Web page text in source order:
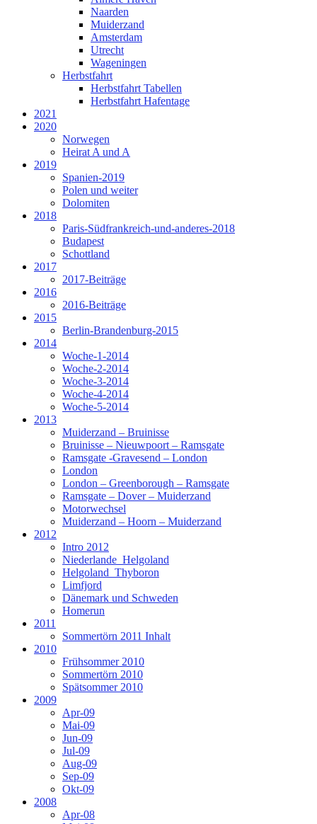
Naarden
Muiderzand
Amsterdam
Utrecht
Wageningen
Herbstfahrt
Herbstfahrt Tabellen
Herbstfahrt Hafentage
2021
2020
Norwegen
Heirat A und A
2019
Spanien-2019
Polen und weiter
Dolomiten
2018
Paris-Südfrankreich-und-anderes-2018
Budapest
Schottland
2017
2017-Beiträge
2016
2016-Beiträge
2015
Berlin-Brandenburg-2015
2014
Woche-1-2014
Woche-2-2014
Woche-3-2014
Woche-4-2014
Woche-5-2014
2013
Muiderzand – Bruinisse
Bruinisse – Nieuwpoort – Ramsgate
Ramsgate -Gravesend – London
London
London – Greenborough – Ramsgate
Ramsgate – Dover – Muiderzand
Motorwechsel
Muiderzand – Hoorn – Muiderzand
2012
Intro 2012
Niederlande_Helgoland
Helgoland_Thyboron
Limfjord
Dänemark und Schweden
Homerun
2011
Sommertörn 2011 Inhalt
2010
Frühsommer 2010
Sommertörn 2010
Spätsommer 2010
2009
Apr-09
Mai-09
Jun-09
Jul-09
Aug-09
Sep-09
Okt-09
2008
Apr-08